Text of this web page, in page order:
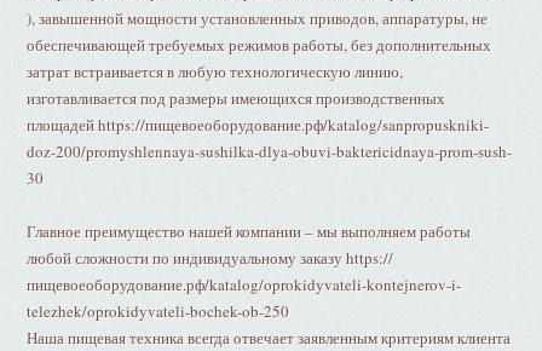
), завышенной мощности установленных приводов, аппаратуры, не
обеспечивающей требуемых режимов работы, без дополнительных
затрат встраивается в любую технологическую линию,
изготавливается под размеры имеющихся производственных
площадей https://пищевоеоборудование.рф/katalog/sanpropuskniki-
doz-200/promyshlennaya-sushilka-dlya-obuvi-baktericidnaya-prom-sush-
30
Главное преимущество нашей компании – мы выполняем работы
любой сложности по индивидуальному заказу https://
пищевоеоборудование.рф/katalog/oprokidyvateli-kontejnerov-i-
telezhek/oprokidyvateli-bochek-ob-250
Наша пищевая техника всегда отвечает заявленным критериям клиента